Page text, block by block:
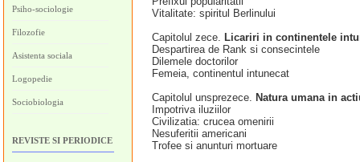
Psiho-sociologie
Filozofie
Asistenta sociala
Logopedie
Sociobiologia
REVISTE SI PERIODICE
Vitalitate: spiritul Berlinului
Capitolul zece. Licariri in continentele
Despartirea de Rank si consecintele
Dilemele doctorilor
Femeia, continentul intunecat
Capitolul unsprezece. Natura umana in
Impotriva iluziilor
Civilizatia: crucea omenirii
Nesuferitii americani
Trofee si anunturi mortuare